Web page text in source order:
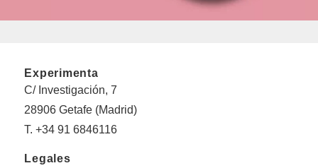
Experimenta
C/ Investigación, 7
28906 Getafe (Madrid)
T. +34 91 6846116
Legales